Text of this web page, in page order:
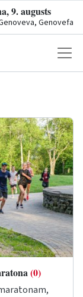
9. augusts
Genovefa
(0)